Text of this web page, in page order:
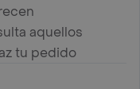
aquellos
tu pedido